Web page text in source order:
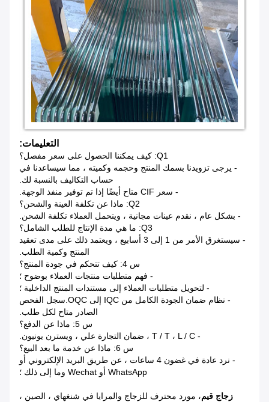
التعليمات:
Q1: كيف يمكننا الحصول على سعر مفصل؟
- يرجى تزويدنا بسمك المنتج وحجمه وكميته ، مما سيساعدنا في
حساب التكاليف بالنسبة لك.
- سعر CIF متاح أيضًا إذا تم توفير منفذ الوجهة.
Q2: ماذا عن تكلفة العينة والشحن؟
- بشكل عام ، نقدم عينات مجانية ، ويتحمل العملاء تكلفة الشحن.
Q3: ما هي مدة الإنتاج للطلب الشامل؟
- سيستغرق الأمر من 1 إلى 3 أسابيع ، ويعتمد ذلك على مدى تعقيد
المنتج وكمية الطلب.
س 4: كيف تتحكم في جودة المنتج؟
- فهم متطلبات منتجات العملاء بوضوح ؛
- لتحويل متطلبات العملاء إلى مستندات المنتج الداخلية ؛
- نظام ضمان الجودة الكامل من IQC إلى OQC.سجل الفحص
الصادر متاح لكل طلب.
س 5: ماذا عن الدفع؟
- T / T ، L / C ، ضمان التجارة علي ، ويسترن يونيون.
س 6: ماذا عن خدمة ما بعد البيع؟
- نرد عادة في غضون 4 ساعات ، عن طريق البريد الإلكتروني أو
WhatsApp أو Wechat وما إلى ذلك ؛
زجاج قيم، مورد محترف للزجاج والمرايا في شنغهاي ، الصين ،